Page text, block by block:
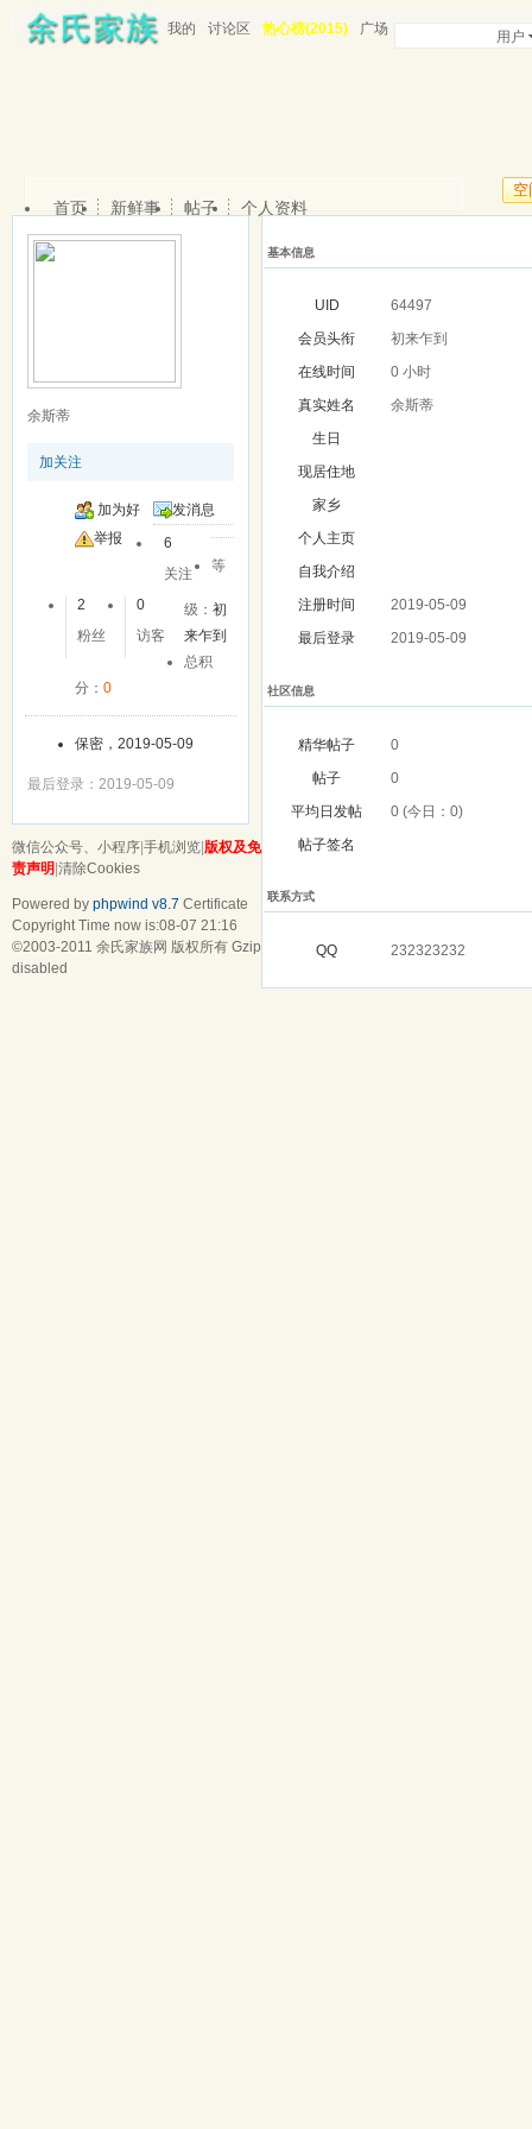
我的 讨论区 热心榜(2015) 广场 用户
空
首页 新鲜事 帖子 个人资料
余斯蒂
加关注
加为好
友
发消息
举报
6
关注
2
粉丝
0
访客
等
级：初
来乍到
总积
分： 0
保密，2019-05-09
最后登录：2019-05-09
基本信息
UID
64497
会员头衔
初来乍到
在线时间
0 小时
真实姓名
余斯蒂
生日
现居住地
家乡
个人主页
自我介绍
注册时间
2019-05-09
最后登录
2019-05-09
社区信息
精华帖子
0
帖子
0
平均日发帖
0 (今日：0)
帖子签名
联系方式
QQ 232323232
微信公众号、小程序 手机浏览 版权及免
责声明 清除Cookies
Powered by phpwind v8.7 Certificate
Copyright Time now is:08-07 21:16
©2003-2011 余氏家族网 版权所有 Gzip
disabled